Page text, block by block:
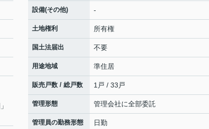
」
設備(その他) -
土地権利 所有権
国土法届出 不要
用途地域 準住居
販売戸数 / 総戸数 1戸 / 33戸
管理形態 管理会社に全部委託
管理員の勤務形態 日勤